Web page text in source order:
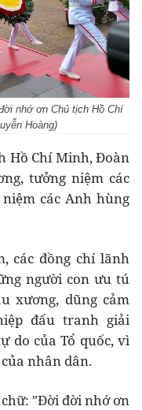
nhớ ơn Chủ tịch Hồ Chí
Hoàng)
Hồ Chí Minh, Đoàn
tưởng niệm các
các Anh hùng
các đồng chí lãnh
người con ưu tú
xương, dũng cảm
đấu tranh giải
do của Tổ quốc, vì
nhân dân.
"Đời đời nhớ ơn